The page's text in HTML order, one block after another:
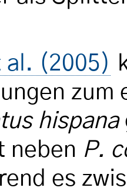
al. (2005)
zum
hispana
neben P.
es